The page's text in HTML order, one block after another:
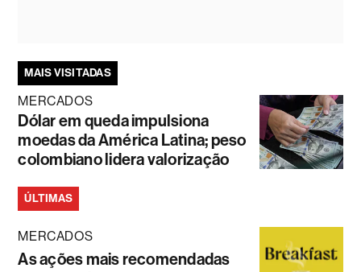
MAIS VISITADAS
MERCADOS
Dólar em queda impulsiona
moedas da América Latina; peso
colombiano lidera valorização
ÚLTIMAS
MERCADOS
As ações mais recomendadas